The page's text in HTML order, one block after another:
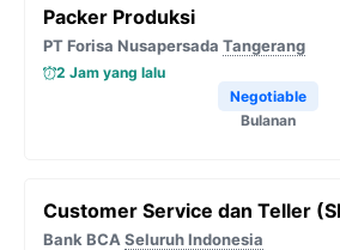
Packer Produksi
PT Forisa Nusapersada Tangerang
2 Jam yang lalu
Negotiable
Bulanan
Customer Service dan Teller
Bank BCA Seluruh Indonesia